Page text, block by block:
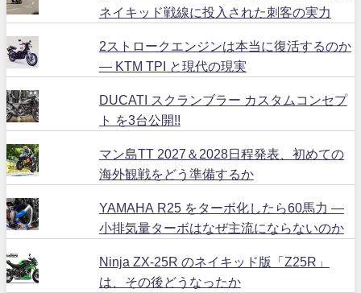
ネイキッド戦線に投入された刺客の実力
2ストロークエンジンは本当に復活するのか
― KTM TPI と現代の現実
DUCATI スクランブラー カスタムコンセプ
ト を3台公開!!
マン島TT 2027＆2028日程発表、初めての
海外観戦をどう準備するか
YAMAHA R25 をターボ化したら60馬力 ―
小排気量ターボはなぜ主流にならないのか
Ninja ZX-25R のネイキッド版「Z25R」
は、その後どうなったか